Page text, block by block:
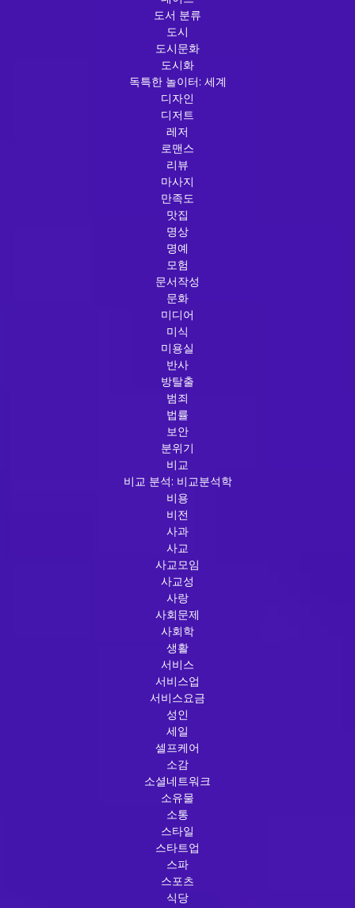
도서 분류
도시
도시문화
도시화
독특한 놀이터: 세계
디자인
디저트
레저
로맨스
리뷰
마사지
만족도
맛집
명상
명예
모험
문서작성
문화
미디어
미식
미용실
반사
방탈출
범죄
법률
보안
분위기
비교
비교 분석: 비교분석학
비용
비전
사과
사교
사교모임
사교성
사랑
사회문제
사회학
생활
서비스
서비스업
서비스요금
성인
세일
셀프케어
소감
소셜네트워크
소유물
소통
스타일
스타트업
스파
스포츠
식당